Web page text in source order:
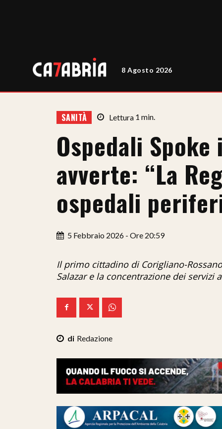
8 Agosto 2026
SANITÀ Lettura 1 min.
Ospedali
avverte: “La
ospedali
5 Febbraio 2026 - Ore 20:59
Il primo cittadino di Corigliano-
Salazar e la concentrazione dei servizi
Redazione